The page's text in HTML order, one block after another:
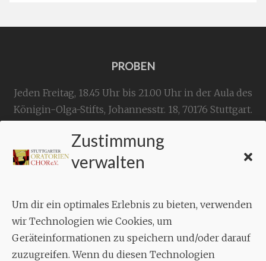
Zustimmung
verwalten
Um dir ein optimales Erlebnis zu bieten, verwenden
wir Technologien wie Cookies, um
Geräteinformationen zu speichern und/oder darauf
zuzugreifen. Wenn du diesen Technologien
PROBEN
Jeden Freitag, 18.45 Uhr bis 21.00 Uhr in der Aula des
Königin-Olga-Stifts, Johannesstr. 18, 70176 Stuttgart.
KONTAKT
Geschäftsstelle:
Aixheimer Str. 18
70619 Stuttgart
MUSIK